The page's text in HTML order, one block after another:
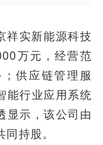
祥实新能源科技
万元，经营范
供应链管理服
能行业应用系统
显示，该公司由
同持股。